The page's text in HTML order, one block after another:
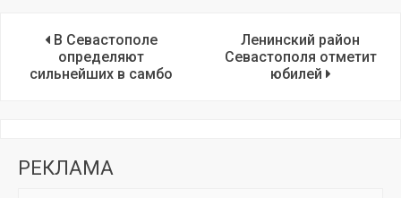
В Севастополе
определяют
сильнейших в самбо
Ленинский район
Севастополя отметит
юбилей
РЕКЛАМА